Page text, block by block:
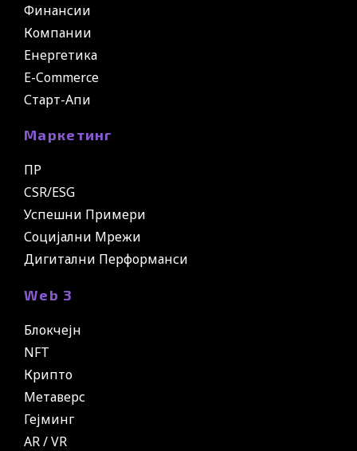
Финансии
Компании
Енергетика
E-Commerce
Старт-Апи
Маркетинг
ПР
CSR/ESG
Успешни Примери
Социјални Мрежи
Дигитални Перформанси
Web 3
Блокчејн
NFT
Крипто
Метаверс
Гејминг
AR / VR